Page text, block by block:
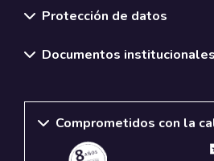
Protección de datos
Documentos
Comprometidos con la